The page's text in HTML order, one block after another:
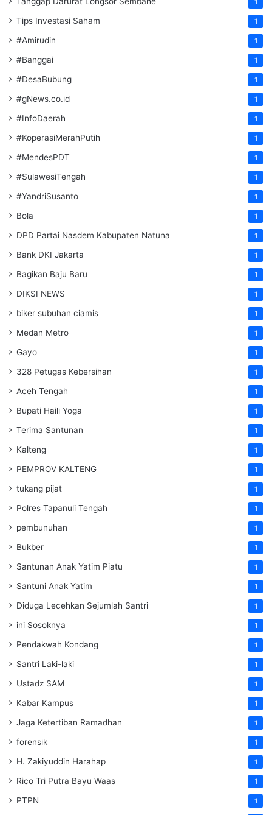
Tips Investasi Saham 1
#Amirudin 1
#Banggai 1
#DesaBubung 1
#gNews.co.id 1
#InfoDaerah 1
#KoperasiMerahPutih 1
#MendesPDT 1
#SulawesiTengah 1
#YandriSusanto 1
Bola 1
DPD Partai Nasdem Kabupaten Natuna 1
Bank DKI Jakarta 1
Bagikan Baju Baru 1
DIKSI NEWS 1
biker subuhan ciamis 1
Medan Metro 1
Gayo 1
328 Petugas Kebersihan 1
Aceh Tengah 1
Bupati Haili Yoga 1
Terima Santunan 1
Kalteng 1
PEMPROV KALTENG 1
tukang pijat 1
Polres Tapanuli Tengah 1
pembunuhan 1
Bukber 1
Santunan Anak Yatim Piatu 1
Santuni Anak Yatim 1
Diduga Lecehkan Sejumlah Santri 1
ini Sosoknya 1
Pendakwah Kondang 1
Santri Laki-laki 1
Ustadz SAM 1
Kabar Kampus 1
Jaga Ketertiban Ramadhan 1
forensik 1
H. Zakiyuddin Harahap 1
Rico Tri Putra Bayu Waas 1
PTPN 1